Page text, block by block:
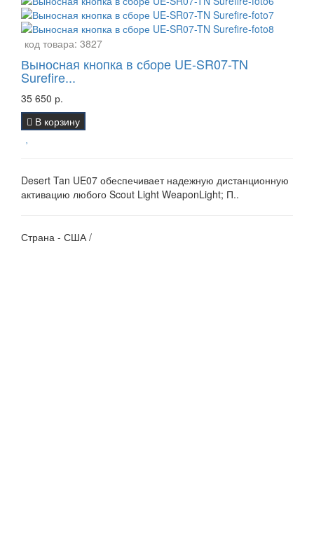
код товара: 3827
Выносная кнопка в сборе UE-SR07-TN
Surefire...
35 650 р.
В корзину
Desert Tan UE07 обеспечивает надежную дистанционную
активацию любого Scout Light WeaponLight; П..
Страна - США /